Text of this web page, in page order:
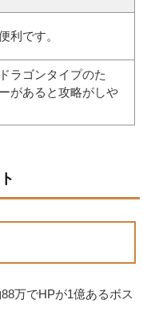
利です。
ラゴンタイプのた
があると攻略がしや
88万でHPが1億あるボス